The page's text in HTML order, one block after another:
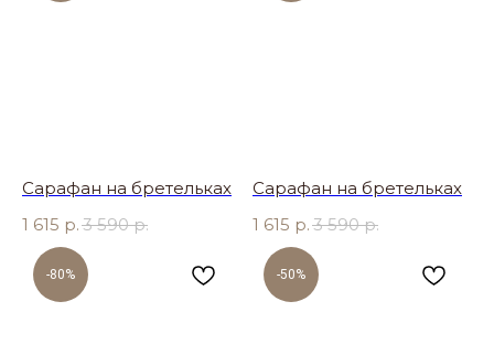
Сарафан на бретельках
1 615 р. 3 590 р.
Сарафан на бретельках
1 615 р. 3 590 р.
-80% -50%